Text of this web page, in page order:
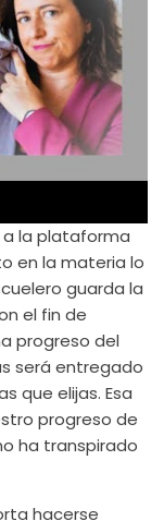
la plataforma
en la materia lo
guarda la
el fin de
progreso del
será entregado
que elijas. Esa
progreso de
ha transpirado
hacerse